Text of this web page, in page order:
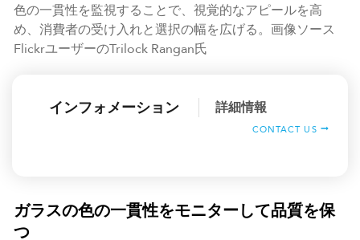
色の一貫性を監視することで、視覚的なアピールを高
め、消費者の受け入れと選択の幅を広げる。画像ソース
FlickrユーザーのTrilock Rangan氏
インフォメーション 詳細情報
CONTACT US
ガラスの色の一貫性をモニターして品質を保
つ